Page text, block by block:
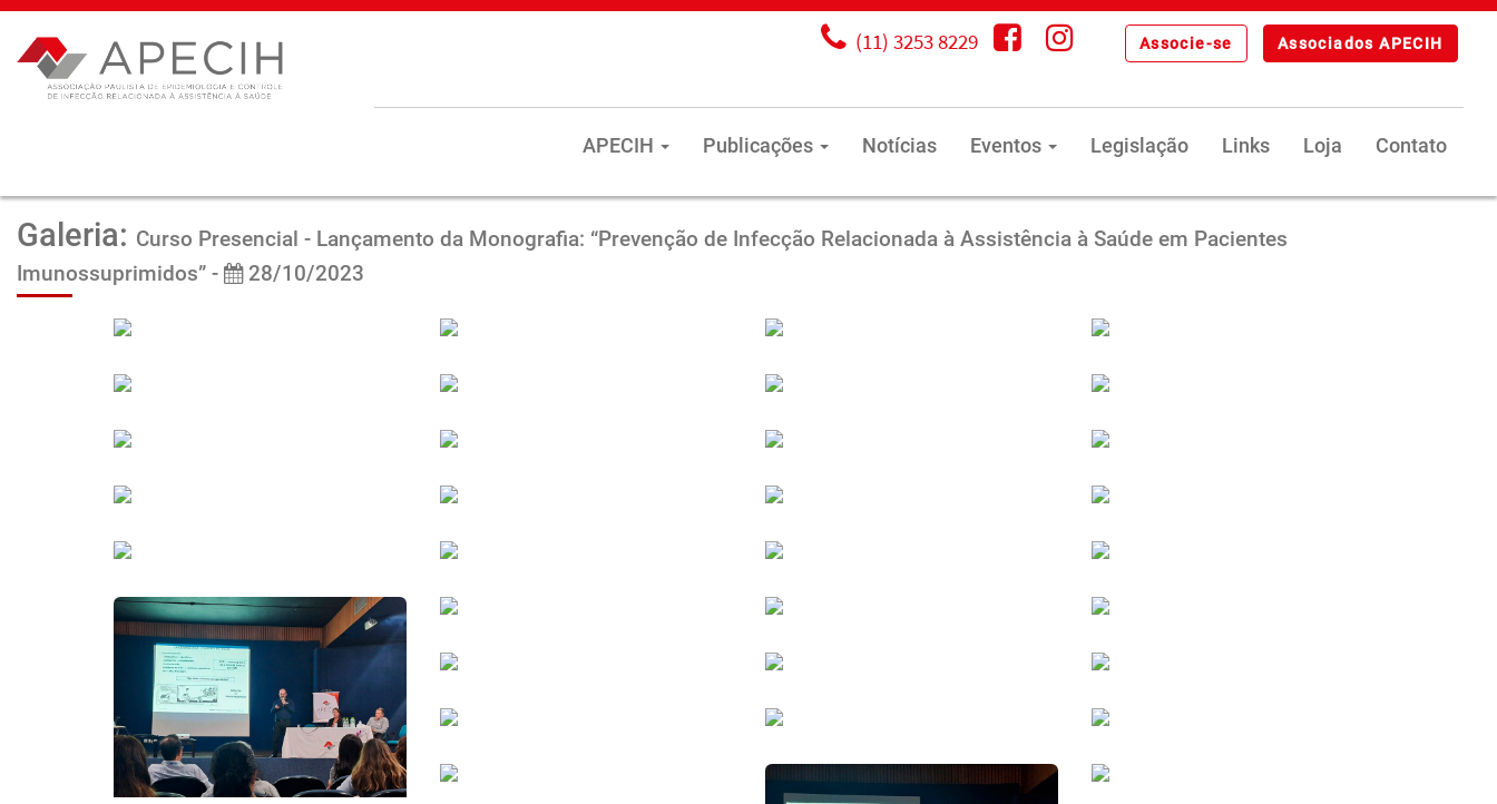
(11) 3253 8229 Associe-se Associados APECIH
APECIH Publicações Notícias Eventos Legislação Links Loja Contato
Galeria: Curso Presencial - Lançamento da Monografia: “Prevenção de Infecção Relacionada à Assistência à Saúde em Pacientes
Imunossuprimidos” -
28/10/2023